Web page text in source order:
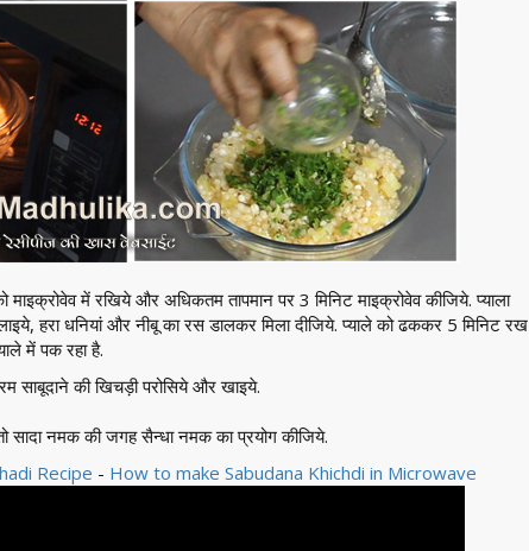
माइक्रोवेव में रखिये और अधिकतम तापमान पर 3 मिनिट माइक्रोवेव कीजिये. प्याला
हरा धनियां और नीबू का रस डालकर मिला दीजिये. प्याले को ढककर 5 मिनिट रख
में पक रहा है.
साबूदाने की खिचड़ी परोसिये और खाइये.
सादा नमक की जगह सैन्धा नमक का प्रयोग कीजिये.
Recipe - How to make Sabudana Khichdi in Microwave